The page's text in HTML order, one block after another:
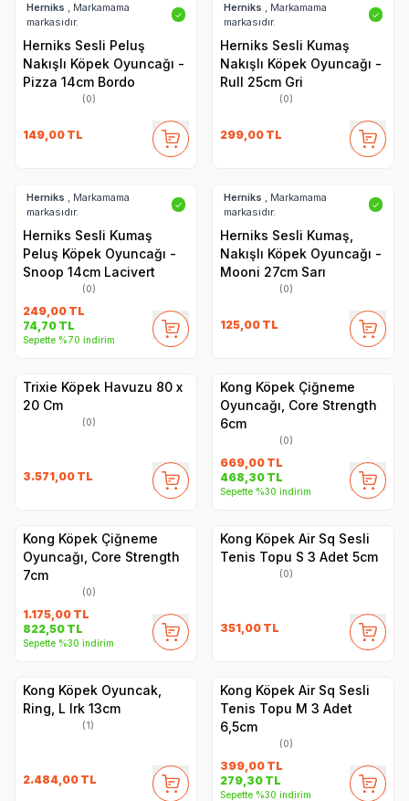
Herniks , Markamama
markasıdır.
✓
Herniks Sesli Peluş
Nakışlı Köpek Oyuncağı -
Pizza 14cm Bordo
(0)
149,00 TL
Herniks , Markamama
markasıdır.
✓
Herniks Sesli Kumaş
Nakışlı Köpek Oyuncağı -
Rull 25cm Gri
(0)
299,00 TL
Herniks , Markamama
markasıdır.
✓
Herniks Sesli Kumaş
Peluş Köpek Oyuncağı -
Snoop 14cm Lacivert
(0)
249,00 TL
74,70 TL
Sepette %70 indirim
Herniks , Markamama
markasıdır.
✓
Herniks Sesli Kumaş,
Nakışlı Köpek Oyuncağı -
Mooni 27cm Sarı
(0)
125,00 TL
Trixie Köpek Havuzu 80 x
20 Cm
(0)
3.571,00 TL
Kong Köpek Çiğneme
Oyuncağı, Core Strength
6cm
(0)
669,00 TL
468,30 TL
Sepette %30 indirim
Kong Köpek Çiğneme
Oyuncağı, Core Strength
7cm
(0)
1.175,00 TL
822,50 TL
Sepette %30 indirim
Kong Köpek Air Sq Sesli
Tenis Topu S 3 Adet 5cm
(0)
351,00 TL
Kong Köpek Oyuncak,
Ring, L Irk 13cm
(1)
2.484,00 TL
Kong Köpek Air Sq Sesli
Tenis Topu M 3 Adet
6,5cm
(0)
399,00 TL
279,30 TL
Sepette %30 indirim